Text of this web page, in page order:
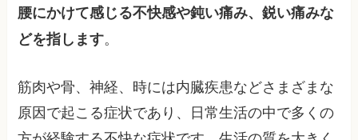
腰にかけて感じる不快感や鈍い痛み、鋭い痛みな
どを指します。
筋肉や骨、神経、時には内臓疾患などさまざまな
原因で起こる症状であり、日常生活の中で多くの